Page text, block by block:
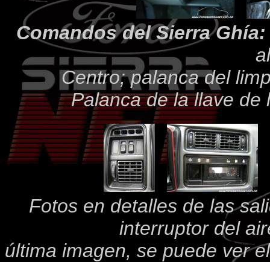
Comandos del Sierra Ghía:
Centro; palanca del
Palanca de la llave de
Fotos en detalles de las
interruptor del
última imagen, se puede ver